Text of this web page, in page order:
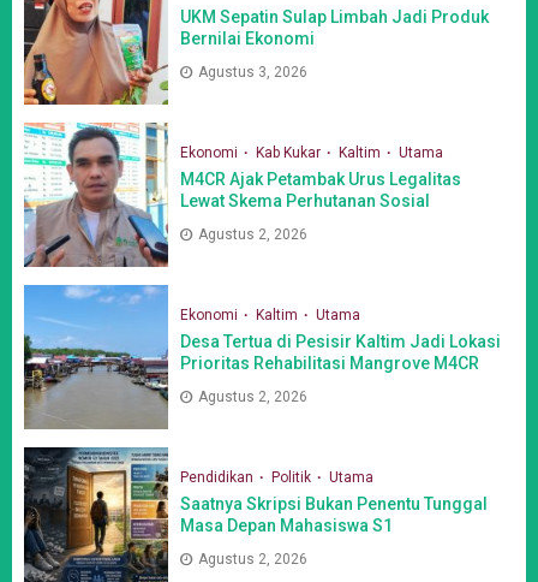
UKM Sepatin Sulap Limbah Jadi Produk
Bernilai Ekonomi
Agustus 3, 2026
Ekonomi Kab Kukar Kaltim Utama
M4CR Ajak Petambak Urus Legalitas
Lewat Skema Perhutanan Sosial
Agustus 2, 2026
Ekonomi Kaltim Utama
Desa Tertua di Pesisir Kaltim Jadi Lokasi
Prioritas Rehabilitasi Mangrove M4CR
Agustus 2, 2026
Pendidikan Politik Utama
Saatnya Skripsi Bukan Penentu Tunggal
Masa Depan Mahasiswa S1
Agustus 2, 2026